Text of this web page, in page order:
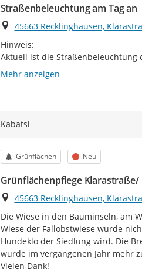
Straßenbeleuchtung am Tag an
Ort
45663 Recklinghausen,
Hinweis:
Aktuell ist die Straßenbeleuchtung
Mehr anzeigen
Kabatsi
Kategorie
Grünflächen Status
Neu
Grünflächenpflege
Ort
45663 Recklinghausen,
Die Wiese in den Bauminseln, am
Wiese der Fallobstwiese wurde
Hundeklo der Siedlung wird. Die
wurde im vergangenen Jahr mehr
Vielen Dank!